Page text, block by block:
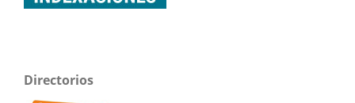
Directorios